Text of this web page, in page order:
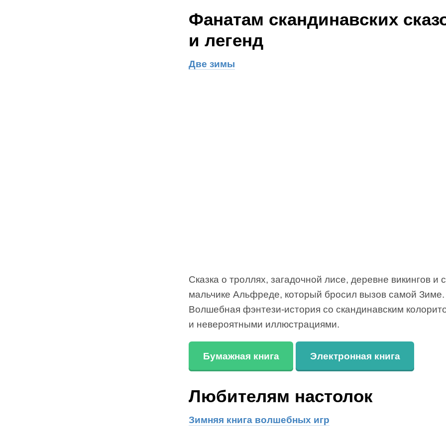
Фанатам скандинавских
и легенд
Две зимы
Сказка о троллях, загадочной лисе, деревне викингов и
мальчике Альфреде, который бросил вызов самой Зиме.
Волшебная фэнтези-история со скандинавским
и невероятными иллюстрациями.
Бумажная книга Электронная книга
Любителям настолок
Зимняя книга волшебных игр